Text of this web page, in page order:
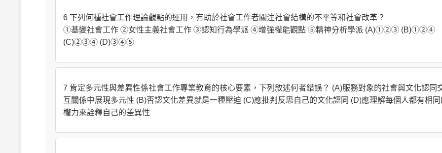
6 下列何種社會工作理論觀點的運用，有助於社會工作者關注社會結構的不平等和社會改革？
①基變社會工作 ②女性主義社會工作 ③認知行為學派 ④增強權能觀點 ⑤精神分析學派 (A)①②③ (B)①②④
(C)②③④ (D)③④⑤
7 肯定多元性與差異性係社會工作專業教育的核心要素，下列敘述何者錯誤？ (A)服務對象的社會與文化認同
互關係中展現多元性 (B)否認文化差異就是一種壓迫 (C)應批判反思自己的文化認同 (D)應理解每個人都有相同
權力來詮釋自己的差異性